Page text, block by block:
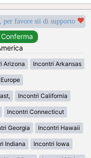
favore sii di supporto
Arizona Incontri Arkansas
Incontri California
Incontri Connecticut
Georgia Incontri Hawaii
Indiana Incontri Iowa